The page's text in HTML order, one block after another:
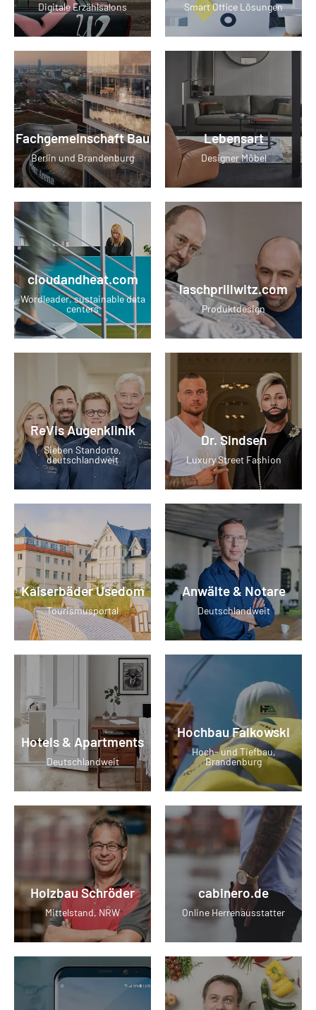
Digitale Erzählsalons Smart Office Lösungen
Fachgemeinschaft Bau
Berlin und Brandenburg
Lebensart
Designer Möbel
cloudandheat.com
Wordleader, sustainable data
centers
laschprillwitz.com
Produktdesign
ReVis Augenklinik
Sieben Standorte,
deutschlandweit
Dr. Sindsen
Luxury Street Fashion
Kaiserbäder Usedom
Tourismusportal
Anwälte & Notare
Deutschlandweit
Hotels & Apartments
Deutschlandweit
Hochbau Falkowski
Hoch- und Tiefbau,
Brandenburg
Holzbau Schröder
Mittelstand, NRW
cabinero.de
Online Herrenausstatter